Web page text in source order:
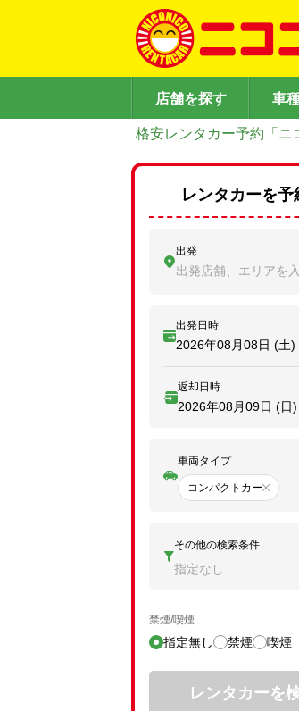
店舗を探す 車
格安レンタカー予約「ニ
レンタカーを予
出発
出発店舗、エリアを
出発日時
2026年08月08日 (土)
返却日時
2026年08月09日 (日)
車両タイプ
コンパクトカー
その他の検索条件
指定なし
禁煙/喫煙
指定無し 禁煙 喫煙
レンタカーを